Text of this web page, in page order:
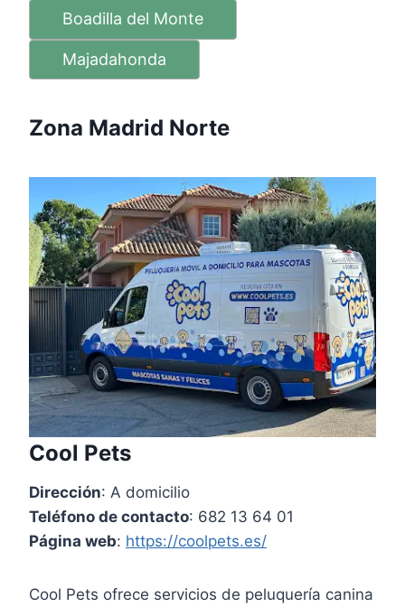
Boadilla del Monte
Majadahonda
Zona Madrid Norte
Cool Pets
Dirección: A domicilio
Teléfono de contacto: 682 13 64 01
Página web: https://coolpets.es/
Cool Pets ofrece servicios de peluquería canina